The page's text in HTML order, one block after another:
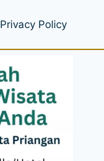
Privacy Policy